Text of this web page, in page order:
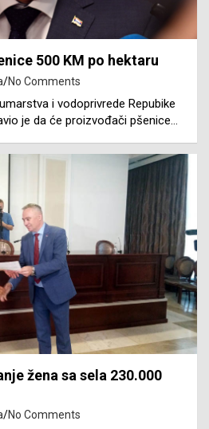
500 KM po hektaru
No Comments
i vodoprivrede Repubike
je da će proizvođači pšenice…
žena sa sela 230.000
No Comments